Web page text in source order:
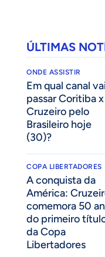
ÚLTIMAS
ONDE ASSISTIR
Em qual canal vai
passar Coritiba x
Cruzeiro pelo
Brasileiro hoje
(30)?
COPA LIBERTADORES
A conquista da
América:
comemora 50
do primeiro
da Copa
Libertadores